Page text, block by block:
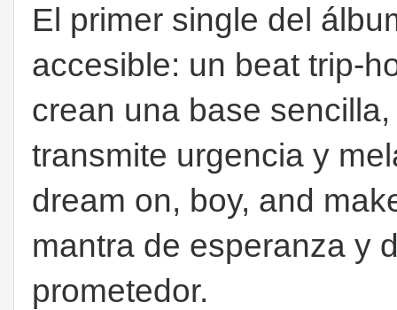
El primer single del
accesible: un beat trip-
crean una base
transmite urgencia y
dream on, boy, and
mantra de esperanza y
prometedor.